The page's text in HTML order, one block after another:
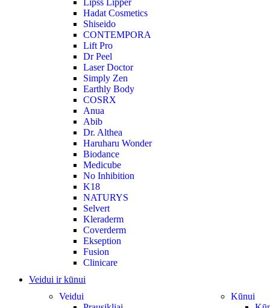
Lipss Lipper
Hadat Cosmetics
Shiseido
CONTEMPORA
Lift Pro
Dr Peel
Laser Doctor
Simply Zen
Earthly Body
COSRX
Anua
Abib
Dr. Althea
Haruharu Wonder
Biodance
Medicube
No Inhibition
K18
NATURYS
Selvert
Kleraderm
Coverderm
Ekseption
Fusion
Clinicare
Veidui ir kūnui
Veidui
Kūnui